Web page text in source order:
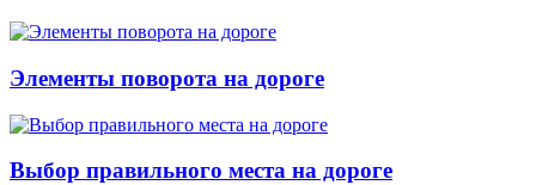
Элементы поворота на дороге
Выбор правильного места на дороге